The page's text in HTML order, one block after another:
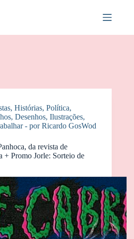
, Histórias, Política,
Desenhos, Ilustrações,
- por Ricardo GosWod
da revista de
+ Promo Jorle: Sorteio de